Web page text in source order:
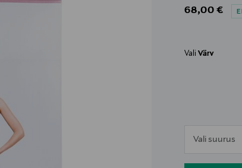
Original
68,00 €
ValiVärv
Vali suurus